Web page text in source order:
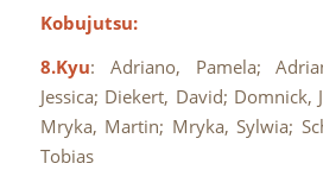
Kobujutsu:
8.Kyu: Adriano, Pamela;
Jessica; Diekert, David; Domnick,
Mryka, Martin; Mryka, Sylwia;
Tobias